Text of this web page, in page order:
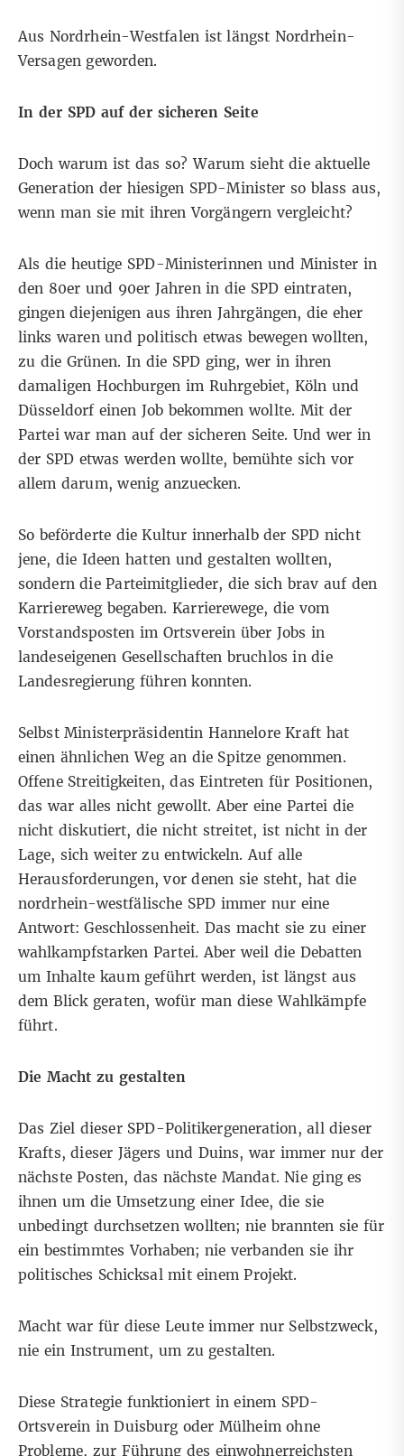
Aus Nordrhein-Westfalen ist längst Nordrhein-
Versagen geworden.
In der SPD auf der sicheren Seite
Doch warum ist das so? Warum sieht die aktuelle
Generation der hiesigen SPD-Minister so blass aus,
wenn man sie mit ihren Vorgängern vergleicht?
Als die heutige SPD-Ministerinnen und Minister in
den 80er und 90er Jahren in die SPD eintraten,
gingen diejenigen aus ihren Jahrgängen, die eher
links waren und politisch etwas bewegen wollten,
zu die Grünen. In die SPD ging, wer in ihren
damaligen Hochburgen im Ruhrgebiet, Köln und
Düsseldorf einen Job bekommen wollte. Mit der
Partei war man auf der sicheren Seite. Und wer in
der SPD etwas werden wollte, bemühte sich vor
allem darum, wenig anzuecken.
So beförderte die Kultur innerhalb der SPD nicht
jene, die Ideen hatten und gestalten wollten,
sondern die Parteimitglieder, die sich brav auf den
Karriereweg begaben. Karrierewege, die vom
Vorstandsposten im Ortsverein über Jobs in
landeseigenen Gesellschaften bruchlos in die
Landesregierung führen konnten.
Selbst Ministerpräsidentin Hannelore Kraft hat
einen ähnlichen Weg an die Spitze genommen.
Offene Streitigkeiten, das Eintreten für Positionen,
das war alles nicht gewollt. Aber eine Partei die
nicht diskutiert, die nicht streitet, ist nicht in der
Lage, sich weiter zu entwickeln. Auf alle
Herausforderungen, vor denen sie steht, hat die
nordrhein-westfälische SPD immer nur eine
Antwort: Geschlossenheit. Das macht sie zu einer
wahlkampfstarken Partei. Aber weil die Debatten
um Inhalte kaum geführt werden, ist längst aus
dem Blick geraten, wofür man diese Wahlkämpfe
führt.
Die Macht zu gestalten
Das Ziel dieser SPD-Politikergeneration, all dieser
Krafts, dieser Jägers und Duins, war immer nur der
nächste Posten, das nächste Mandat. Nie ging es
ihnen um die Umsetzung einer Idee, die sie
unbedingt durchsetzen wollten; nie brannten sie für
ein bestimmtes Vorhaben; nie verbanden sie ihr
politisches Schicksal mit einem Projekt.
Macht war für diese Leute immer nur Selbstzweck,
nie ein Instrument, um zu gestalten.
Diese Strategie funktioniert in einem SPD-
Ortsverein in Duisburg oder Mülheim ohne
Probleme, zur Führung des einwohnerreichsten